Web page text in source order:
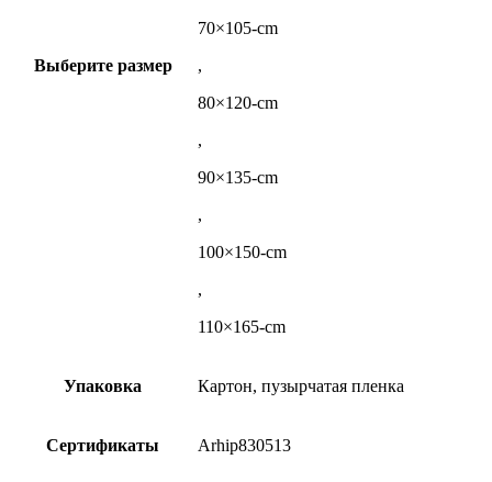
Выберите размер
70×105-cm
,
80×120-cm
,
90×135-cm
,
100×150-cm
,
110×165-cm
Упаковка Картон, пузырчатая пленка
Сертификаты Arhip830513